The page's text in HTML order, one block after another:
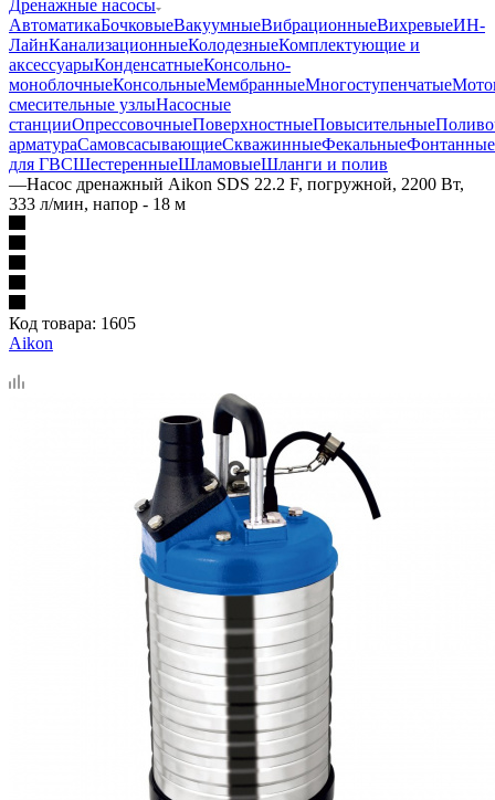
Дренажные насосы
АвтоматикаБочковыеВакуумныеВибрационныеВихревыеИН-
ЛайнКанализационныеКолодезныеКомплектующие и
аксессуарыКонденсатныеКонсольно-
моноблочныеКонсольныеМембранныеМногоступенчатые
смесительные узлыНасосные
станцииОпрессовочныеПоверхностныеПовысительные
арматураСамовсасывающиеСкважинныеФекальныеФонтанные
для ГВСШестеренныеШламовыеШланги и полив
—Насос дренажный Aikon SDS 22.2 F, погружной, 2200 Вт,
333 л/мин, напор - 18 м
Код товара: 1605
Aikon